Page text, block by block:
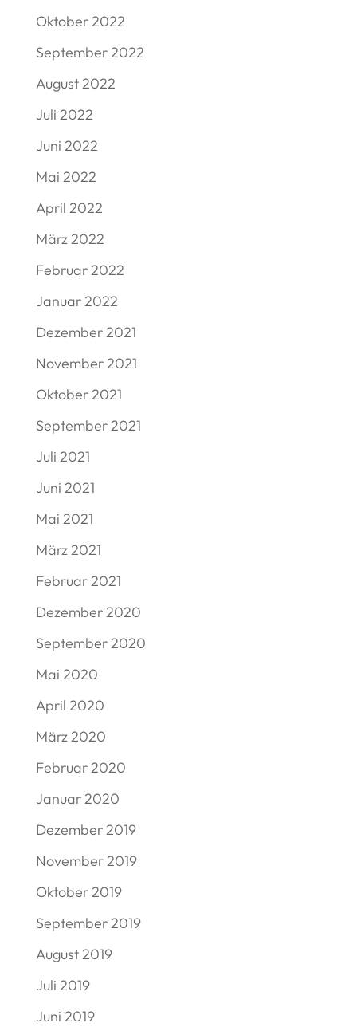
Oktober 2022
September 2022
August 2022
Juli 2022
Juni 2022
Mai 2022
April 2022
März 2022
Februar 2022
Januar 2022
Dezember 2021
November 2021
Oktober 2021
September 2021
Juli 2021
Juni 2021
Mai 2021
März 2021
Februar 2021
Dezember 2020
September 2020
Mai 2020
April 2020
März 2020
Februar 2020
Januar 2020
Dezember 2019
November 2019
Oktober 2019
September 2019
August 2019
Juli 2019
Juni 2019